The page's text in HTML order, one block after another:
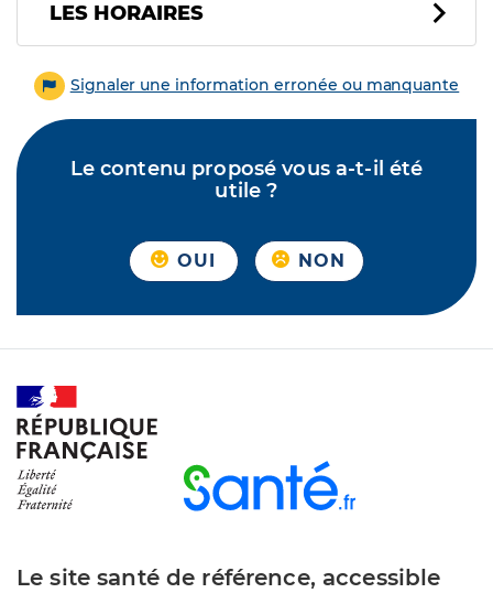
LES HORAIRES
Signaler une information erronée ou manquante
Le contenu proposé vous a-t-il été
utile ?
OUI NON
Le site santé de référence, accessible